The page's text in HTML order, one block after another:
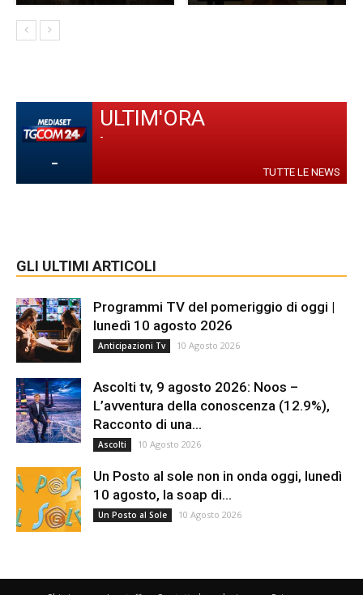
-
ULTIM'ORA
-
TUTTE LE NEWS
GLI ULTIMI ARTICOLI
Programmi TV del pomeriggio di oggi |
lunedì 10 agosto 2026
Anticipazioni Tv 10 Agosto 2026
Ascolti tv, 9 agosto 2026: Noos –
L’avventura della conoscenza (12.9%),
Racconto di una...
Ascolti 10 Agosto 2026
Un Posto al sole non in onda oggi, lunedì
10 agosto, la soap di...
Un Posto al Sole 10 Agosto 2026